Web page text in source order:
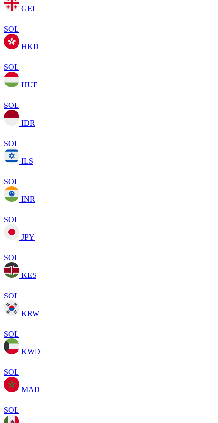
GEL
SOL
HKD
SOL
HUF
SOL
IDR
SOL
ILS
SOL
INR
SOL
JPY
SOL
KES
SOL
KRW
SOL
KWD
SOL
MAD
SOL